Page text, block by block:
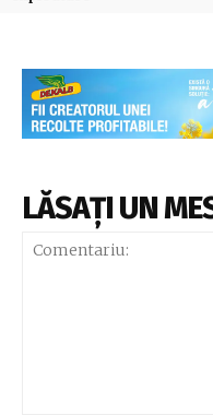
LĂSAȚI UN